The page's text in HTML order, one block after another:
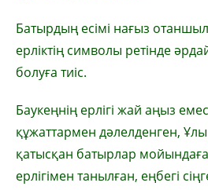
Батырдың есімі нағыз
ерліктің символы ретінде
болуға тиіс.
Баукеңнің ерлігі жай аңыз
құжаттармен дәлелденген,
қатысқан батырлар
ерлігімен танылған, еңбегі